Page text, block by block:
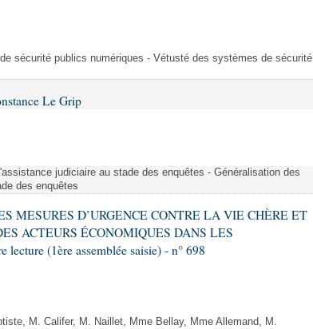
sécurité publics numériques - Vétusté des systèmes de sécurité
Le Grip
judiciaire au stade des enquêtes - Généralisation des
des enquêtes
MESURES D’URGENCE CONTRE LA VIE CHÈRE ET
ACTEURS ÉCONOMIQUES DANS LES
(1ère assemblée saisie) - n° 698
M. Califer, M. Naillet, Mme Bellay, Mme Allemand, M.